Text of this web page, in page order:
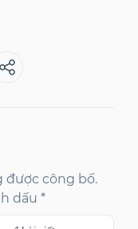
được công bố.
dấu *